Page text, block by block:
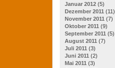
Januar 2012 (5)
Dezember 2011 (11)
November 2011 (7)
Oktober 2011 (9)
September 2011 (5)
August 2011 (7)
Juli 2011 (3)
Juni 2011 (2)
Mai 2011 (3)